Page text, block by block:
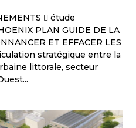
 étude
PLAN GUIDE DE LA
ET EFFACER LES
stratégique entre la
littorale, secteur